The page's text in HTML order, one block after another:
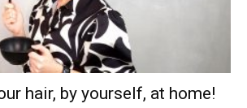
hair, by yourself, at home!